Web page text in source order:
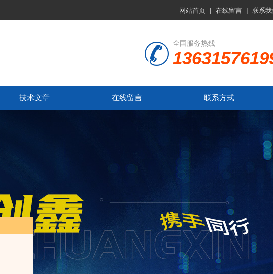
网站首页 | 在线留言 | 联系
全国服务热线
技术文章 在线留言 联系方式